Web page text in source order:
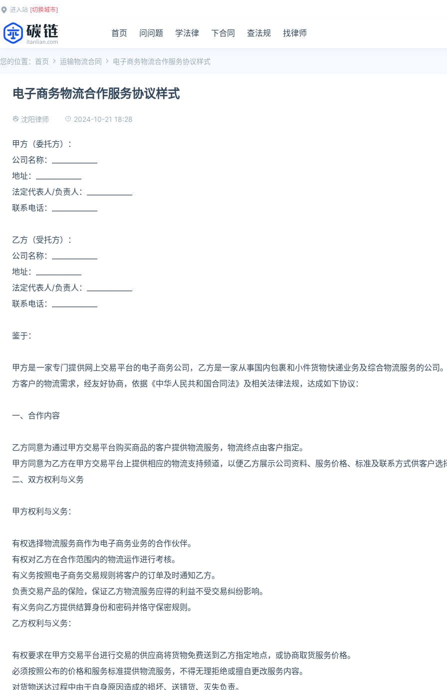
进入站 [切换城市]
首页 问问题 学法律 下合同 查法规 找律师
您的位置： 首页 运输物流合同 电子商务物流合作服务协议样式
电子商务物流合作服务协议样式
沈阳律师 2024-10-21 18:28
甲方（委托方）：
公司名称：_____________
地址：_____________
法定代表人/负责人：_____________
联系电话：_____________
乙方（受托方）：
公司名称：_____________
地址：_____________
法定代表人/负责人：_____________
联系电话：_____________
鉴于：
甲方是一家专门提供网上交易平台的电子商务公司，乙方是一家从事国内包裹和小件货物快递业务及综合物流服务的公司
方客户的物流需求，经友好协商，依据《中华人民共和国合同法》及相关法律法规，达成如下协议：
一、合作内容
乙方同意为通过甲方交易平台购买商品的客户提供物流服务，物流终点由客户指定。
甲方同意为乙方在甲方交易平台上提供相应的物流支持频道，以便乙方展示公司资料、服务价格、标准及联系方式供客户选
二、双方权利与义务
甲方权利与义务：
有权选择物流服务商作为电子商务业务的合作伙伴。
有权对乙方在合作范围内的物流运作进行考核。
有义务按照电子商务交易规则将客户的订单及时通知乙方。
负责交易产品的保险，保证乙方物流服务应得的利益不受交易纠纷影响。
有义务向乙方提供结算身份和密码并恪守保密规则。
乙方权利与义务：
有权要求在甲方交易平台进行交易的供应商将货物免费送到乙方指定地点，或协商取货服务价格。
必须按照公布的价格和服务标准提供物流服务，不得无理拒绝或擅自更改服务内容。
对货物送达过程中由于自身原因造成的损坏、送错货、灭失负责。